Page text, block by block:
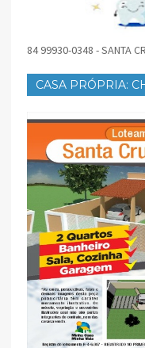
84 99930-0348 - SANTA
CASA PRÓPRIA: